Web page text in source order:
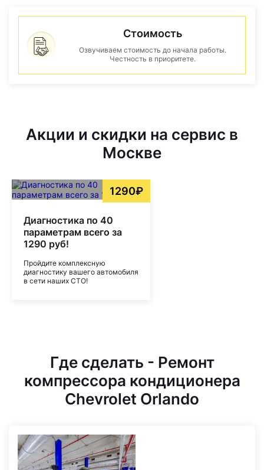
Стоимость
Озвучиваем стоимость до начала работы.
Честность в приоритете.
Акции и скидки на сервис в
Москве
1290₽
Диагностика по 40
параметрам всего за
1290 руб!
Пройдите комплексную
диагностику вашего автомобиля
в сети наших СТО!
Где сделать - Ремонт
компрессора кондиционера
Chevrolet Orlando